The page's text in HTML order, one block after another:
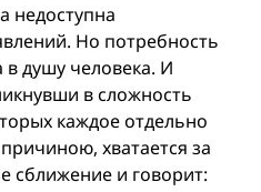
недоступна
Но потребность
в душу человека. И
в сложность
каждое отдельно
хватается за
сближение и говорит: